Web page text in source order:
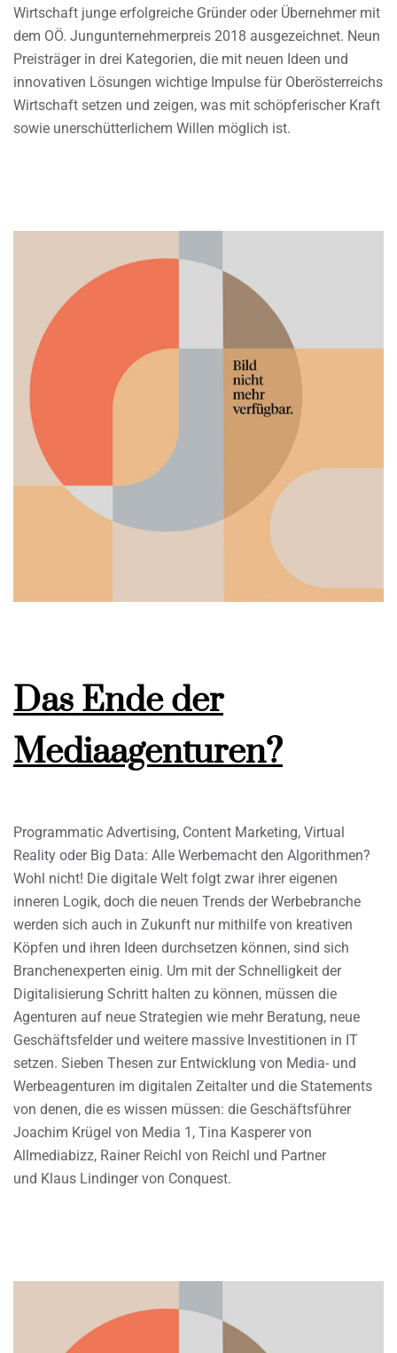
Wirtschaft junge erfolgreiche Gründer oder Übernehmer mit
dem OÖ. Jungunternehmerpreis 2018 ausgezeichnet. Neun
Preisträger in drei Kategorien, die mit neuen Ideen und
innovativen Lösungen wichtige Impulse für Oberösterreichs
Wirtschaft setzen und zeigen, was mit schöpferischer Kraft
sowie unerschütterlichem Willen möglich ist.
Das Ende der
Mediaagenturen?
Programmatic Advertising, Content Marketing, Virtual
Reality oder Big Data: Alle Werbemacht den Algorithmen?
Wohl nicht! Die digitale Welt folgt zwar ihrer eigenen
inneren Logik, doch die neuen Trends der Werbebranche
werden sich auch in Zukunft nur mithilfe von kreativen
Köpfen und ihren Ideen durchsetzen können, sind sich
Branchenexperten einig. Um mit der Schnelligkeit der
Digitalisierung Schritt halten zu können, müssen die
Agenturen auf neue Strategien wie mehr Beratung, neue
Geschäftsfelder und weitere massive Investitionen in IT
setzen. Sieben Thesen zur Entwicklung von Media- und
Werbeagenturen im digitalen Zeitalter und die Statements
von denen, die es wissen müssen: die Geschäftsführer
Joachim Krügel von Media 1, Tina Kasperer von
Allmediabizz, Rainer Reichl von Reichl und Partner
und Klaus Lindinger von Conquest.